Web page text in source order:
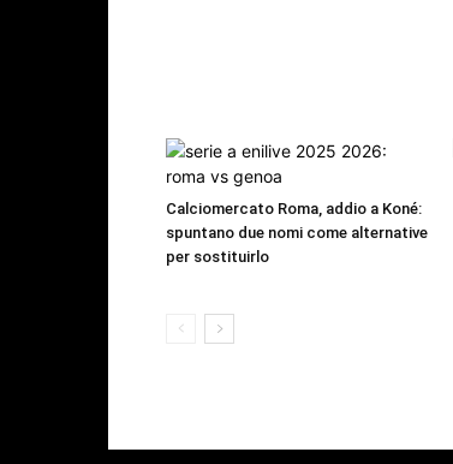
Calciomercato Roma, addio a Koné:
spuntano due nomi come alternative
per sostituirlo